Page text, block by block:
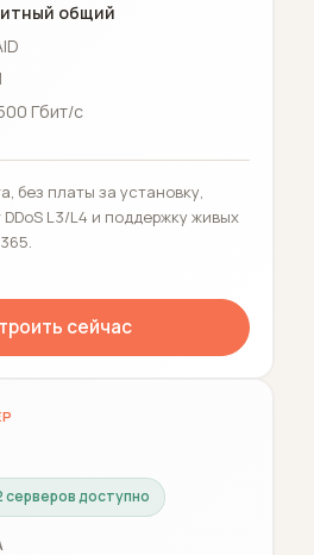
общий
Гбит/с
без платы за установку,
L3/L4 и поддержку живых
сейчас
серверов доступно